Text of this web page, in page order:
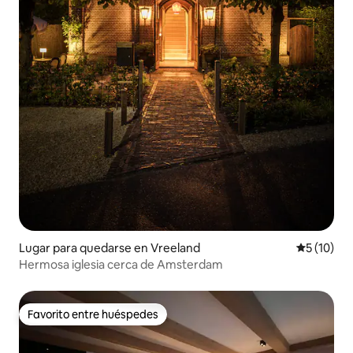
Lugar para quedarse en Vreeland
5 (10)
Hermosa iglesia cerca de Amsterdam
Favorito entre huéspedes
Favorito entre huéspedes